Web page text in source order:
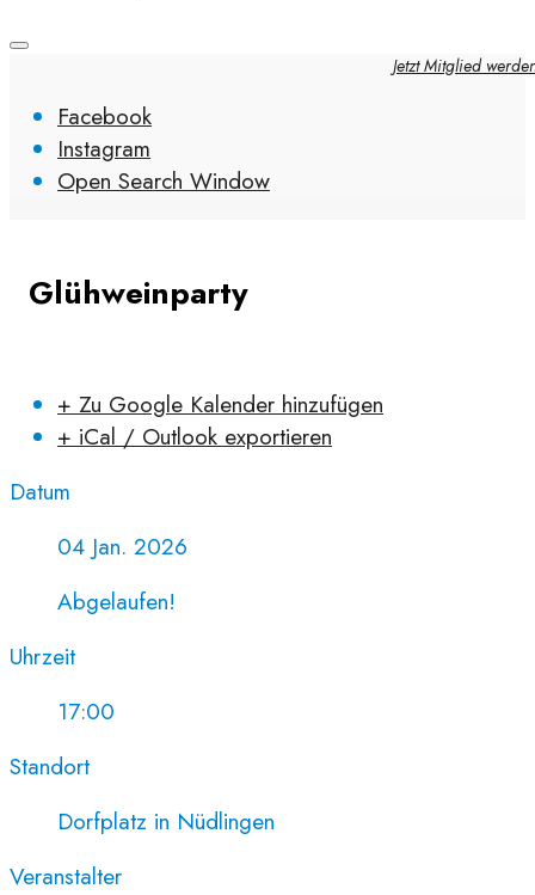
Jetzt Mitglied
Facebook
Instagram
Open Search Window
Glühweinparty
+ Zu Google Kalender hinzufügen
+ iCal / Outlook exportieren
Datum
04 Jan. 2026
Abgelaufen!
Uhrzeit
17:00
Standort
Dorfplatz in Nüdlingen
Veranstalter